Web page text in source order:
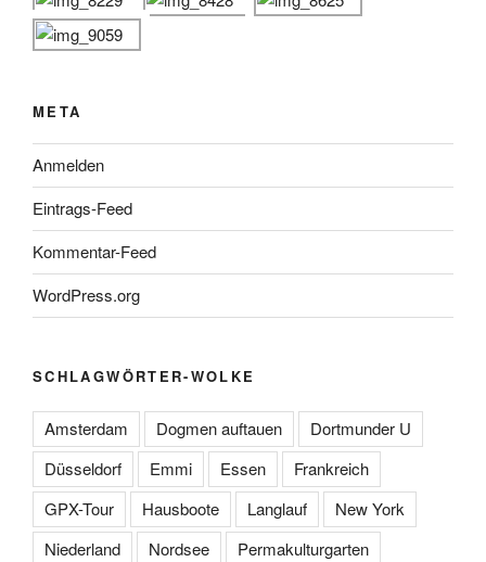
META
Anmelden
Eintrags-Feed
Kommentar-Feed
WordPress.org
SCHLAGWÖRTER-WOLKE
Amsterdam Dogmen auftauen
Dortmunder U
Düsseldorf
Emmi Essen
Frankreich
GPX-Tour
Hausboote Langlauf
New York
Niederland
Nordsee
Permakulturgarten